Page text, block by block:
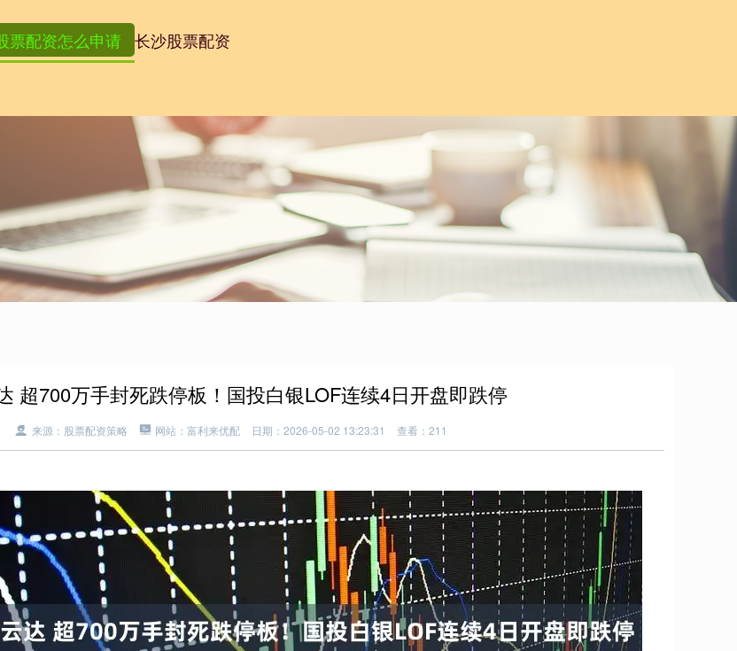
票配资怎么申请 长沙股票配资
超700万手封死跌停板！国投白银LOF连续4日开盘即跌停
来源：股票配资策略 网站：富利来优配 日期：2026-05-02 13:23:31 查看：211